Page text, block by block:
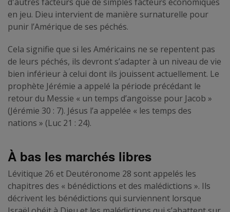
en jeu. Dieu intervient de manière surnaturelle pour
punir l’Amérique de ses péchés.
Cela signifie que si les Américains ne se repentent pas
de leurs péchés, ils devront s’adapter à un niveau de vie
bien inférieur à celui dont ils jouissent actuellement. Le
prophète Jérémie a appelé la période précédant le
retour du Messie « un temps d’angoisse pour Jacob »
(Jérémie 30 : 7). Jésus l’a appelée « les temps des
nations » (Luc 21 : 24).
À bas les marchés libres
Lévitique 26 et Deutéronome 28 sont appelés les
chapitres des « bénédictions et des malédictions ». Ils
décrivent les bénédictions qui surviennent lorsque